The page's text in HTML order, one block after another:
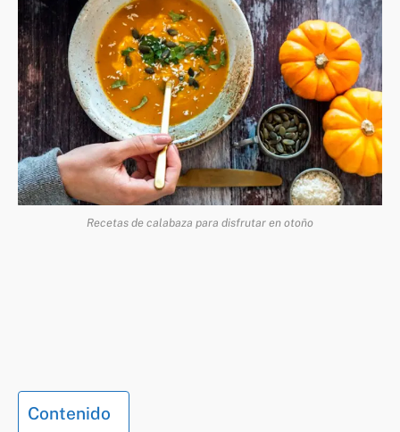
Recetas de calabaza para disfrutar en otoño
Contenido